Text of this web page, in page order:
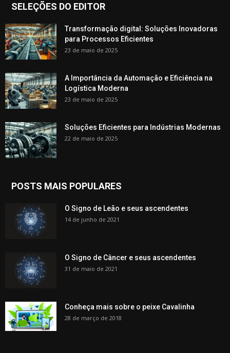
SELEÇÕES DO EDITOR
Transformação digital: Soluções Inovadoras
para Processos Eficientes
23 de maio de 2025
A Importância da Automação e Eficiência na
Logística Moderna
23 de maio de 2025
Soluções Eficientes para Indústrias Modernas
22 de maio de 2025
POSTS MAIS POPULARES
O Signo de Leão e seus ascendentes
14 de junho de 2021
O Signo de Câncer e seus ascendentes
31 de maio de 2021
Conheça mais sobre o peixe Cavalinha
28 de março de 2018